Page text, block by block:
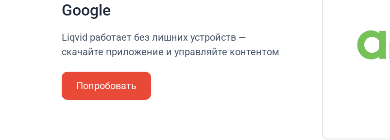
Google
Liqvid работает без лишних устройств —
скачайте приложение и управляйте контентом
Попробовать